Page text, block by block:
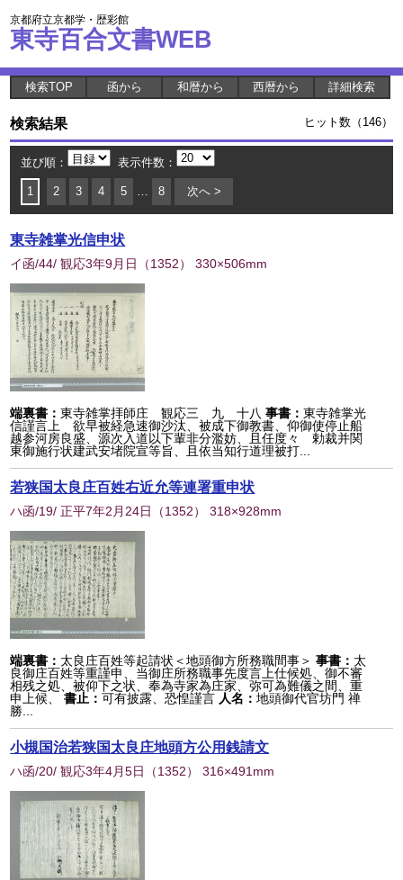
京都府立京都学・歴彩館
東寺百合文書WEB
検索TOP 函から 和暦から 西暦から 詳細検索
検索結果 ヒット数（146）
並び順： 表示件数：
1 2 3 4 5 … 8 次へ >
東寺雑掌光信申状
イ函/44/ 観応3年9月日 （1352） 330×506mm
端裏書：東寺雑掌拝師庄 観応三 九 十八 事書：東寺雑掌光
信謹言上 欲早被経急速御沙汰、被成下御教書、仰御使停止船
越参河房良盛、源次入道以下輩非分濫妨、且任度々 勅裁并関
東御施行状建武安堵院宣等旨、且依当知行道理被打...
若狭国太良庄百姓右近允等連署重申状
ハ函/19/ 正平7年2月24日 （1352） 318×928mm
端裏書： 太良庄百姓等起請状＜地頭御方所務職間事＞ 事書： 太
良御庄百姓等重謹申、当御庄所務職事先度言上仕候処、御不審
相残之処、被仰下之状、奉為寺家為庄家、弥可為難儀之間、重
申上候、
書止：可有披露、恐惶謹言 人名：地頭御代官坊門 禅
勝...
小槻国治若狭国太良庄地頭方公用銭請文
ハ函/20/ 観応3年4月5日 （1352） 316×491mm